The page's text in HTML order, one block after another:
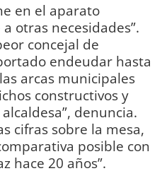
en el aparato
otras necesidades”.
concejal de
endeudar hasta
arcas municipales
constructivos y
denuncia.
cifras sobre la mesa,
posible con
hace 20 años”.